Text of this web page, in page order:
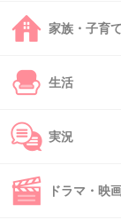
ニュースを
なくて良いで
36. 匿名
旦那が十分稼
ーにチャンス
家族・子育て
生活
実況
ドラマ・映